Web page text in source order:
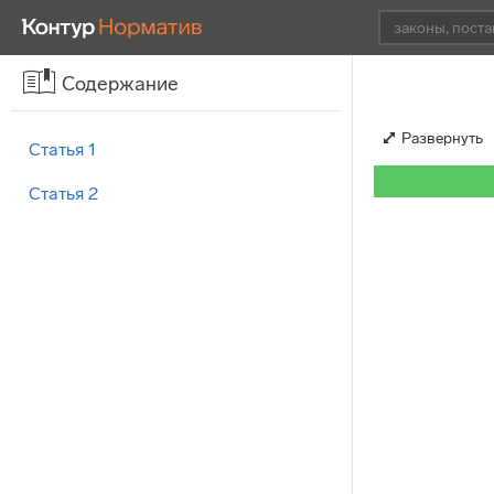
Содержание
Статья 1
Статья 2
Развернуть